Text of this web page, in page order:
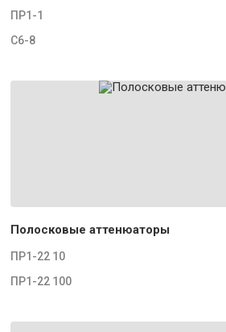
ПР1-1
С6-8
Полосковые аттенюаторы
ПР1-22 10
ПР1-22 100